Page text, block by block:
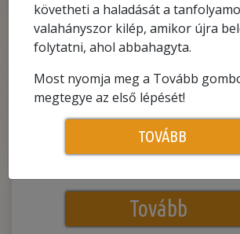
követheti a haladását a
valahányszor kilép, amikor újra
folytatni, ahol abbahagyta.
Most nyomja meg a Tovább
megtegye az első lépését!
TOVÁBB
Play
This
window.
The media could not be
because the server or
or because the format
supported.
Tovább